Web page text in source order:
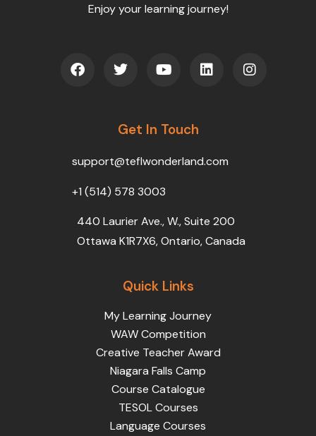
Enjoy your learning journey!
F
a
k
T
w
e
Y
o
b
L
i
n
I
n
Get In Touch
support@teflwonderland.com
+1 (514) 578 3003
440 Laurier Ave., W., Suite 200
Ottawa K1R7X6, Ontario, Canada
Quick Links
My Learning Journey
WAW Competition
Creative Teacher Award
Niagara Falls Camp
Course Catalogue
TESOL Courses
Language Courses